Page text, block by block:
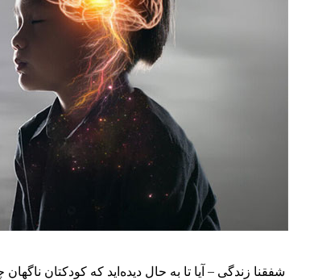
شفقنا زندگی – آیا تا به حال دیده‌اید که کودکتان